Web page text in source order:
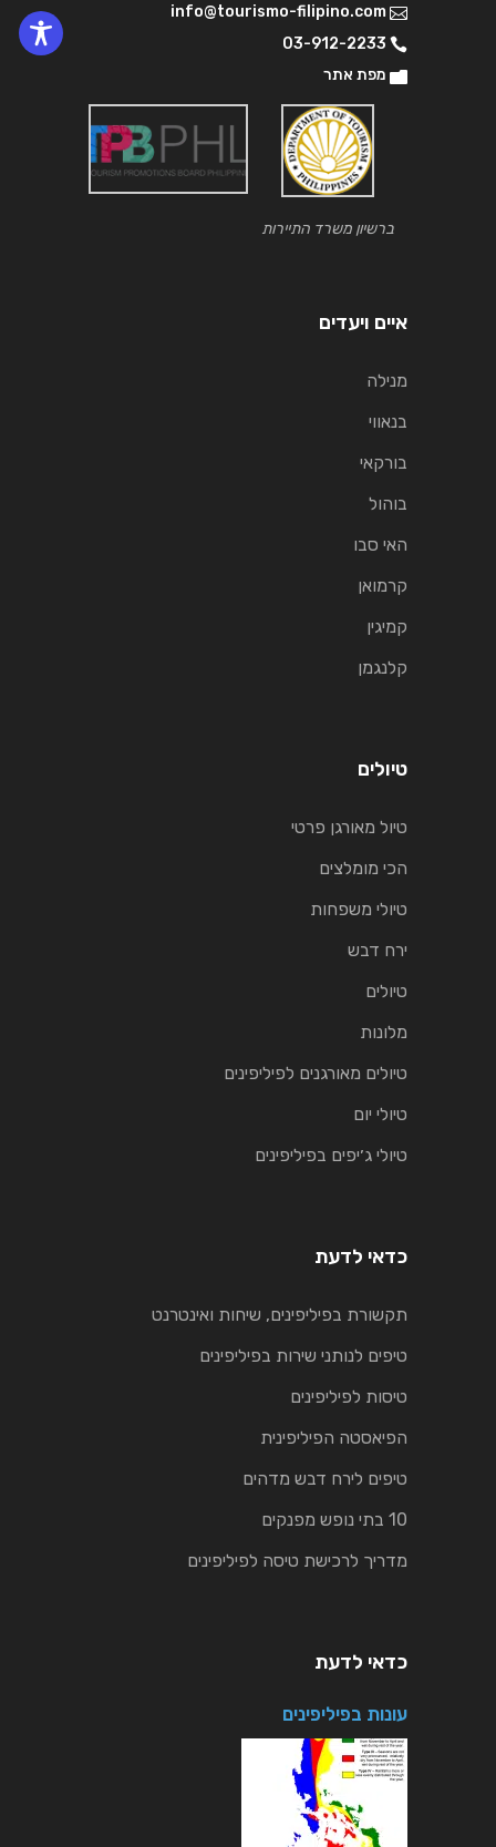
info@tourismo-filipino.com
03-912-2233
מפת אתר
ברשיון משרד התיירות
איים ויעדים
מנילה
בנאווי
בורקאי
בוהול
האי סבו
קרמואן
קמיגין
קלנגמן
טיולים
טיול מאורגן פרטי
הכי מומלצים
טיולי משפחות
ירח דבש
טיולים
מלונות
טיולים מאורגנים לפיליפינים
טיולי יום
טיולי ג׳יפים בפיליפינים
כדאי לדעת
תקשורת בפיליפינים, שיחות ואינטרנט
טיפים לנותני שירות בפיליפינים
טיסות לפיליפינים
הפיאסטה הפיליפינית
טיפים לירח דבש מדהים
10 בתי נופש מפנקים
מדריך לרכישת טיסה לפיליפינים
כדאי לדעת
עונות בפיליפינים